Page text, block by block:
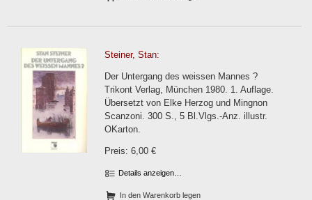
Steiner, Stan:
Der Untergang des weissen Mannes ?
Trikont Verlag, München 1980. 1. Auflage.
Übersetzt von Elke Herzog und Mingnon
Scanzoni. 300 S., 5 Bl.Vlgs.-Anz. illustr.
OKarton.
Preis: 6,00 €
Details anzeigen…
In den Warenkorb legen